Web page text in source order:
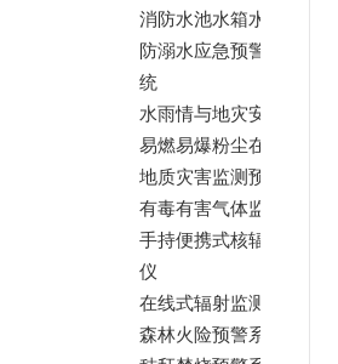
消防水池水箱水位监测
防溺水应急预警喊话系
统
水雨情与地灾安全监测
易燃易爆粉尘在线监测
地质灾害监测预警系统
有毒有害气体监测
手持便携式核辐射检测
仪
在线式辐射监测仪
森林火险预警系统